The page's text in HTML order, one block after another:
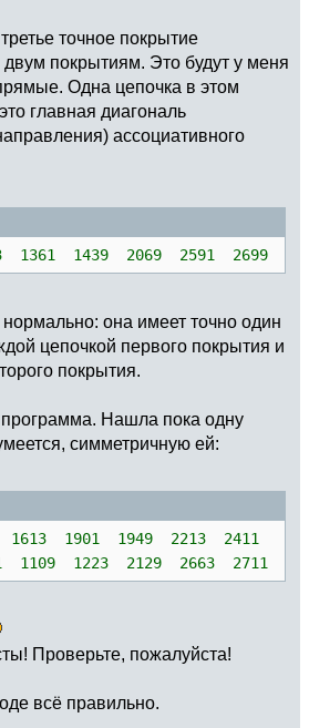
точное покрытие
покрытиям. Это будут у меня
Одна цепочка в этом
главная диагональ
ассоциативного
1361 1439 2069 2591 2699
она имеет точно один
цепочкой первого покрытия и
покрытия.
Нашла пока одну
симметричную ей:
1901 1949 2213 2411
1109 1223 2129 2663 2711
Проверьте, пожалуйста!
всё правильно.